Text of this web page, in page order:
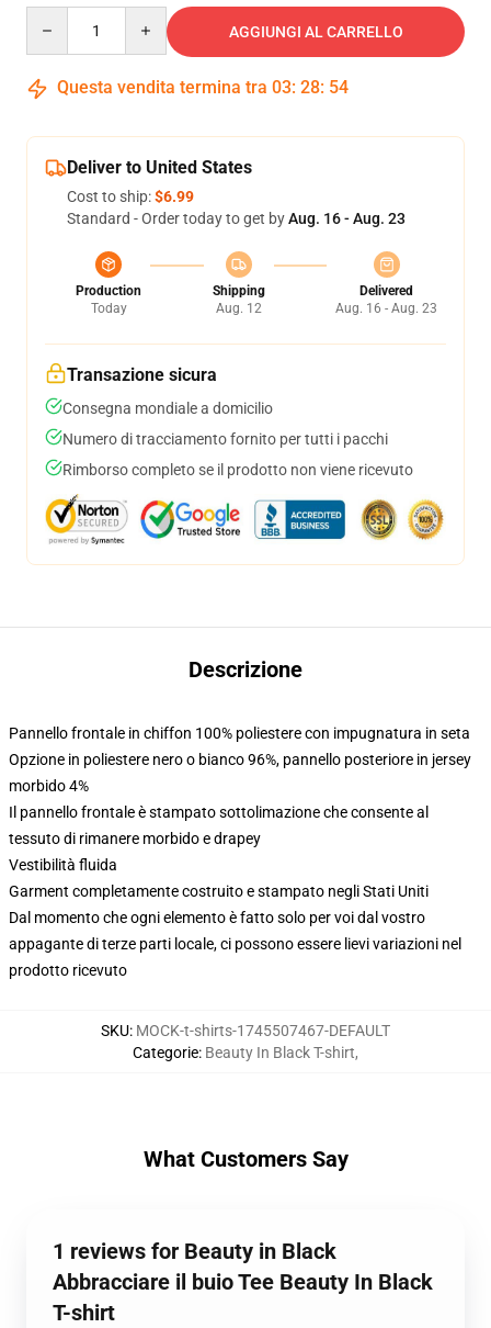
AGGIUNGI AL CARRELLO
Questa vendita termina tra 03: 28: 54
Deliver to United States
Cost to ship:$6.99
Standard - Order today to get byAug. 16 - Aug. 23
Production
Today
Shipping
Aug. 12
Delivered
Aug. 16 - Aug. 23
Transazione sicura
Consegna mondiale a domicilio
Numero di tracciamento fornito per tutti i pacchi
Rimborso completo se il prodotto non viene ricevuto
Descrizione
Pannello frontale in chiffon 100% poliestere con impugnatura in seta
Opzione in poliestere nero o bianco 96%, pannello posteriore in jersey
morbido 4%
Il pannello frontale è stampato sottolimazione che consente al
tessuto di rimanere morbido e drapey
Vestibilità fluida
Garment completamente costruito e stampato negli Stati Uniti
Dal momento che ogni elemento è fatto solo per voi dal vostro
appagante di terze parti locale, ci possono essere lievi variazioni nel
prodotto ricevuto
SKU: MOCK-t-shirts-1745507467-DEFAULT
Categorie: Beauty In Black T-shirt,
What Customers Say
1 reviews for Beauty in Black
Abbracciare il buio Tee Beauty In Black
T-shirt